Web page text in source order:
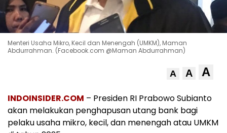
Menteri Usaha Mikro, Kecil dan Menengah (UMKM), Maman
Abdurrahman. (Facebook.com @Maman Abdurrahman)
A A A
INDOINSIDER.COM – Presiden RI Prabowo Subianto
akan melakukan penghapusan utang bank bagi
pelaku usaha mikro, kecil, dan menengah atau UMKM